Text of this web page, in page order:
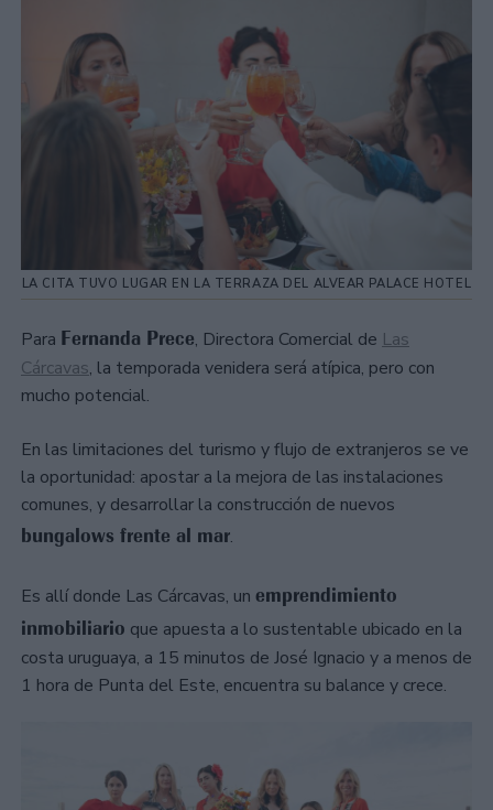
LA CITA TUVO LUGAR EN LA TERRAZA DEL ALVEAR PALACE HOTEL
Para Fernanda Prece, Directora Comercial de Las
Cárcavas, la temporada venidera será atípica, pero con
mucho potencial.
En las limitaciones del turismo y flujo de extranjeros se ve
la oportunidad: apostar a la mejora de las instalaciones
comunes, y desarrollar la construcción de nuevos
bungalows frente al mar.
Es allí donde Las Cárcavas, un emprendimiento
inmobiliario que apuesta a lo sustentable ubicado en la
costa uruguaya, a 15 minutos de José Ignacio y a menos de
1 hora de Punta del Este, encuentra su balance y crece.